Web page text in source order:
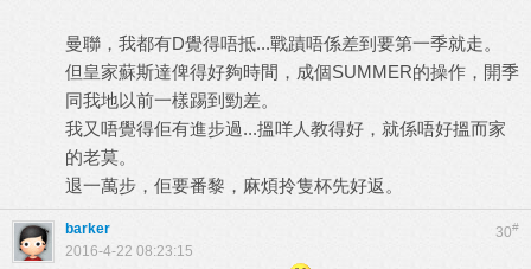
曼聯，我都有D覺得唔抵...戰蹟唔係差到要第一季就走。
但皇家蘇斯達俾得好夠時間，成個SUMMER的操作，開季
同我地以前一樣踢到勁差。
我又唔覺得佢有進步過...搵咩人教得好，就係唔好搵而家
的老莫。
退一萬步，佢要番黎，麻煩拎隻杯先好返。
30#
barker
2016-4-22 08:23:15